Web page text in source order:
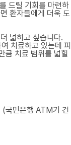
드릴 기회를 마련하
환자들에게 더욱 도
넓히고 싶습니다.
치료하고 있는데 피
큼 치료 범위를 넓힐
(국민은행 ATM기 건